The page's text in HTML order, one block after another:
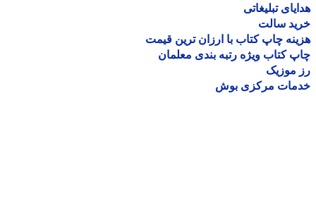
تبلیغاتی
سالت
چاپ کتاب با ارزان ترین قیمت
کتاب ویژه رتبه بندی معلمان
موزیک
مرکزی بوش